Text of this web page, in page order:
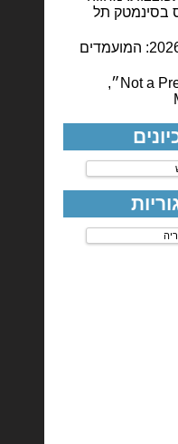
בסינמטק תל
פרסי אופיר 2026: המועמדים
״Not a Pretty Picture״,